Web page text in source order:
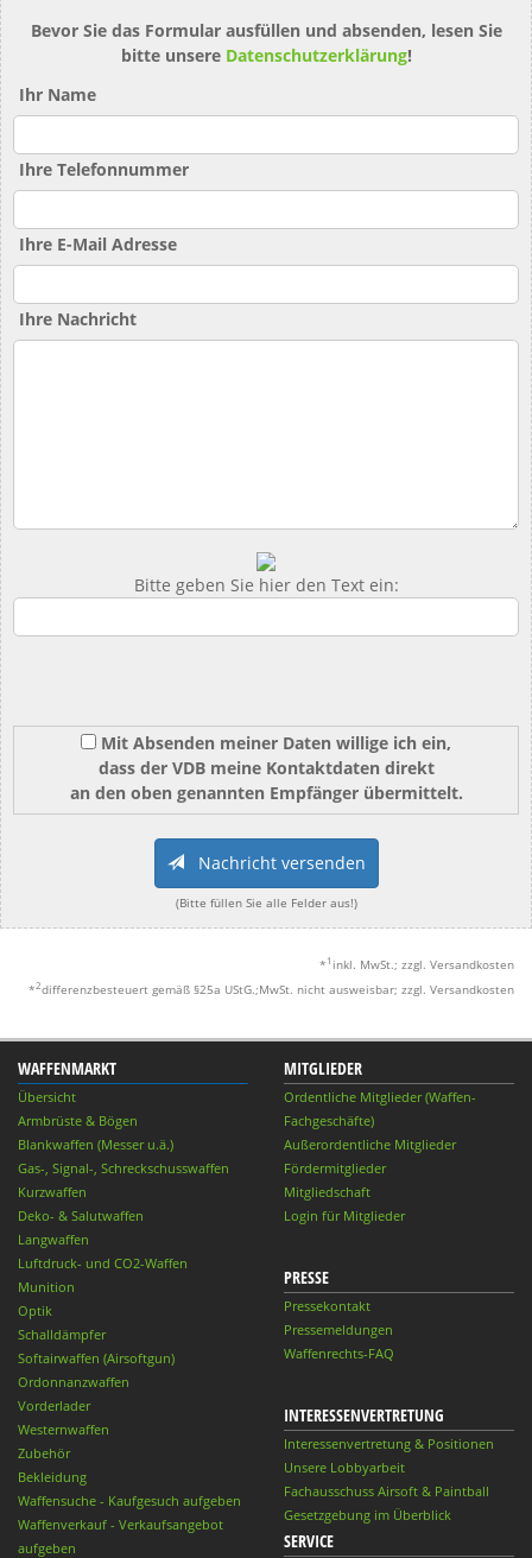
Bevor Sie das Formular ausfüllen und absenden, lesen Sie
bitte unsere Datenschutzerklärung!
Ihr Name
Ihre Telefonnummer
Ihre E-Mail Adresse
Ihre Nachricht
Bitte geben Sie hier den Text ein:
Mit Absenden meiner Daten willige ich ein,
dass der VDB meine Kontaktdaten direkt
an den oben genannten Empfänger übermittelt.
Nachricht versenden
(Bitte füllen Sie alle Felder aus!)
* 1 inkl. MwSt.; zzgl. Versandkosten
*2differenzbesteuert gemäß §25a UStG.;MwSt. nicht ausweisbar; zzgl. Versandkosten
WAFFENMARKT
Übersicht
Armbrüste & Bögen
Blankwaffen (Messer u.ä.)
Gas-, Signal-, Schreckschusswaffen
Kurzwaffen
Deko- & Salutwaffen
Langwaffen
Luftdruck- und CO2-Waffen
Munition
Optik
Schalldämpfer
Softairwaffen (Airsoftgun)
Ordonnanzwaffen
Vorderlader
Westernwaffen
Zubehör
Bekleidung
Waffensuche - Kaufgesuch aufgeben
Waffenverkauf - Verkaufsangebot
aufgeben
MITGLIEDER
Ordentliche Mitglieder (Waffen-
Fachgeschäfte)
Außerordentliche Mitglieder
Fördermitglieder
Mitgliedschaft
Login für Mitglieder
PRESSE
Pressekontakt
Pressemeldungen
Waffenrechts-FAQ
INTERESSENVERTRETUNG
Interessenvertretung & Positionen
Unsere Lobbyarbeit
Fachausschuss Airsoft & Paintball
Gesetzgebung im Überblick
SERVICE